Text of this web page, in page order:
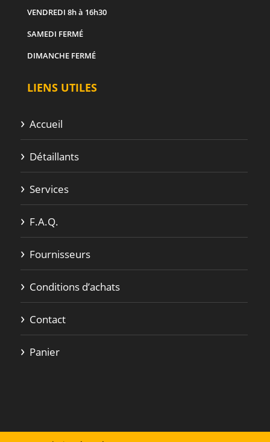
VENDREDI 8h à 16h30
SAMEDI FERMÉ
DIMANCHE FERMÉ
LIENS UTILES
Accueil
Détaillants
Services
F.A.Q.
Fournisseurs
Conditions d’achats
Contact
Panier